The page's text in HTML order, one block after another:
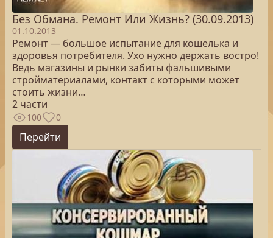
Без Обмана. Ремонт Или Жизнь? (30.09.2013)
01.10.2013
Ремонт — большое испытание для кошелька и
здоровья потребителя. Ухо нужно держать востро!
Ведь магазины и рынки забиты фальшивыми
стройматериалами, контакт с которыми может
стоить жизни…
2 части
100 0
Перейти